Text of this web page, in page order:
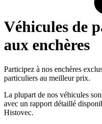
Véhicules de
aux enchères
Participez à nos enchères
particuliers au meilleur prix.
La plupart de nos véhicules
avec un rapport détaillé
Histovec.